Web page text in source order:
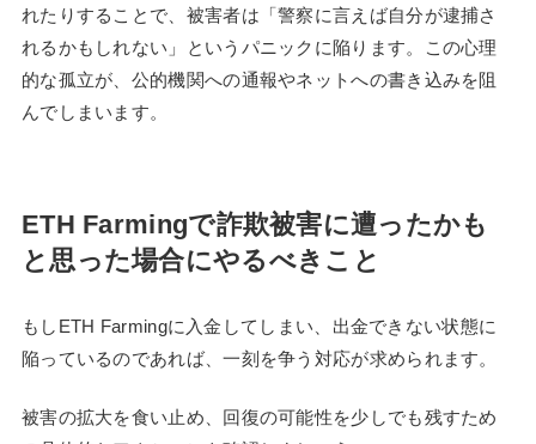
れたりすることで、被害者は「警察に言えば自分が逮捕さ
れるかもしれない」というパニックに陥ります。この心理
的な孤立が、公的機関への通報やネットへの書き込みを阻
んでしまいます。
ETH Farmingで詐欺被害に遭ったかも
と思った場合にやるべきこと
もしETH Farmingに入金してしまい、出金できない状態に
陥っているのであれば、一刻を争う対応が求められます。
被害の拡大を食い止め、回復の可能性を少しでも残すため